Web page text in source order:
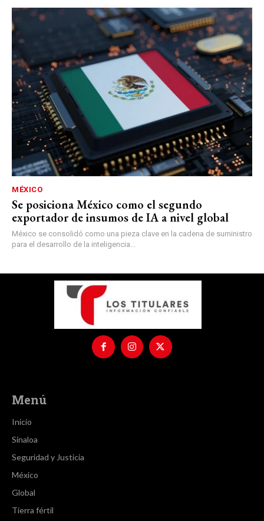
MÉXICO
Se posiciona México como el segundo
exportador de insumos de IA a nivel global
México se consolidó como una pieza clave en la cadena de suministro
para el desarrollo de la inteligencia...
Menú
Inicio
Sinaloa
Seguridad y Justicia
México
Global
Tierra fértil